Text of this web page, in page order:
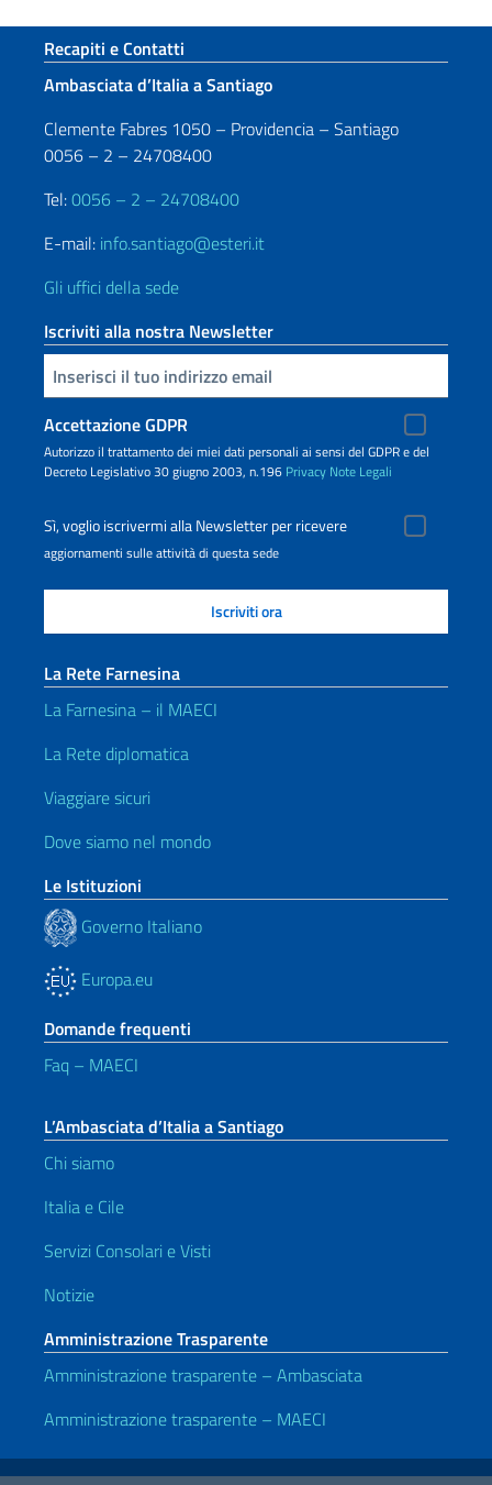
Sezione footer
Recapiti e Contatti
Ambasciata d’Italia a Santiago
Clemente Fabres 1050 – Providencia – Santiago
0056 – 2 – 24708400
Tel:0056 – 2 – 24708400
E-mail: info.santiago@esteri.it
Gli uffici della sede
Iscriviti alla nostra Newsletter
Inserisci la tua email
Accettazione GDPR
Autorizzo il trattamento dei miei dati personali ai sensi del GDPR e del
Decreto Legislativo 30 giugno 2003, n.196 Privacy Note Legali
Sì, voglio iscrivermi alla Newsletter per ricevere
aggiornamenti sulle attività di questa sede
La Rete Farnesina
La Farnesina – il MAECI
La Rete diplomatica
Viaggiare sicuri
Dove siamo nel mondo
Le Istituzioni
Governo Italiano
Europa.eu
Domande frequenti
Faq – MAECI
L’Ambasciata d’Italia a Santiago
Chi siamo
Italia e Cile
Servizi Consolari e Visti
Notizie
Amministrazione Trasparente
Amministrazione trasparente – Ambasciata
Amministrazione trasparente – MAECI
Link Utili